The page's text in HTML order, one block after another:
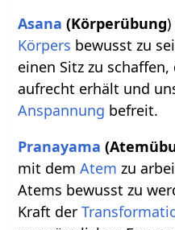
Asana (Körperübung
Körpers bewusst zu
einen Sitz zu
aufrecht erhält und
Anspannung befreit.
Pranayama
mit demAtem zu
Atems bewusst zu
Kraft der